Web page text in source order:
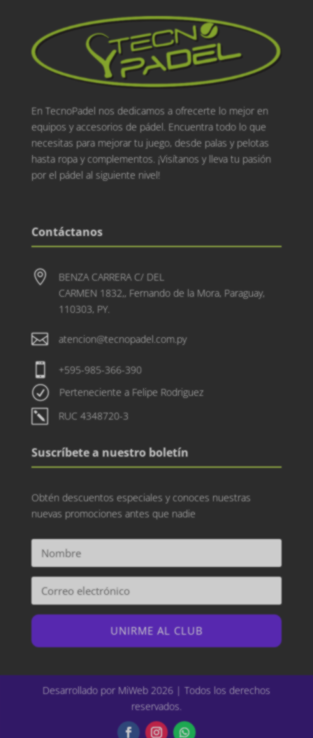
En TecnoPadel nos dedicamos a ofrecerte lo mejor en
equipos y accesorios de pádel. Encuentra todo lo que
necesitas para mejorar tu juego, desde palas y pelotas
hasta ropa y complementos. ¡Visítanos y lleva tu pasión
por el pádel al siguiente nivel!
Contáctanos

BENZA CARRERA C/ DEL
CARMEN 1832,, Fernando de la Mora, Paraguay,
110303, PY.
 atencion@tecnopadel.com.py
 +595-985-366-390
R Perteneciente a Felipe Rodriguez
k RUC 4348720-3
Suscríbete a nuestro boletín
Obtén descuentos especiales y conoces nuestras
nuevas promociones antes que nadie
UNIRME AL CLUB
Desarrollado por MiWeb 2026 | Todos los derechos
reservados.